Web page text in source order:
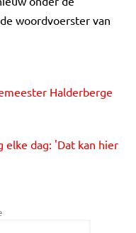
woordvoerster van
Halderberge
elke dag: 'Dat kan hier